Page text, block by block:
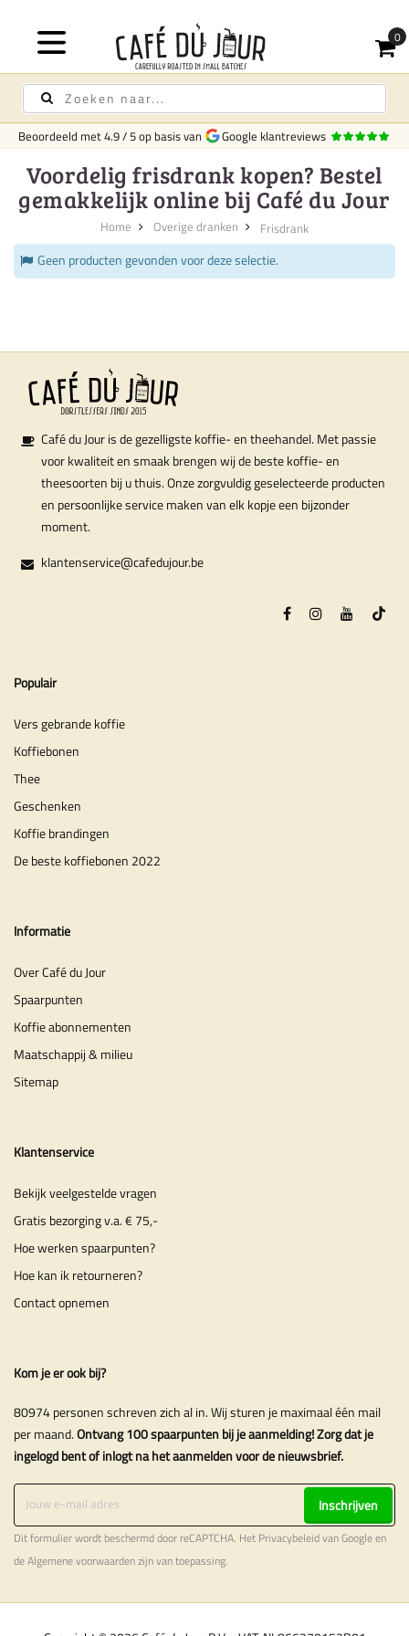
Beoordeeld met4.9/5op basis van Google klantreviews
Voordelig frisdrank kopen? Bestel
gemakkelijk online bij Café du Jour
Home Overige dranken Frisdrank
Geen producten gevonden voor deze selectie.
Café du Jour is de gezelligste koffie- en theehandel. Met passie
voor kwaliteit en smaak brengen wij de beste koffie- en
theesoorten bij u thuis. Onze zorgvuldig geselecteerde producten
en persoonlijke service maken van elk kopje een bijzonder
moment.
klantenservice@cafedujour.be
Populair
Vers gebrande koffie
Koffiebonen
Thee
Geschenken
Koffie brandingen
De beste koffiebonen 2022
Informatie
Over Café du Jour
Spaarpunten
Koffie abonnementen
Maatschappij & milieu
Sitemap
Klantenservice
Bekijk veelgestelde vragen
Gratis bezorging v.a. € 75,-
Hoe werken spaarpunten?
Hoe kan ik retourneren?
Contact opnemen
Kom je er ook bij?
80974 personen schreven zich al in. Wij sturen je maximaal één mail
per maand.Ontvang 100 spaarpunten bij je aanmelding! Zorg dat je
ingelogd bent of inlogt na het aanmelden voor de nieuwsbrief.
Inschrijven
Dit formulier wordt beschermd door reCAPTCHA. Het Privacybeleidvan Google en
deAlgemene voorwaardenzijn van toepassing.